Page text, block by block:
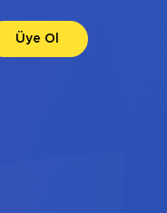
Üye Ol